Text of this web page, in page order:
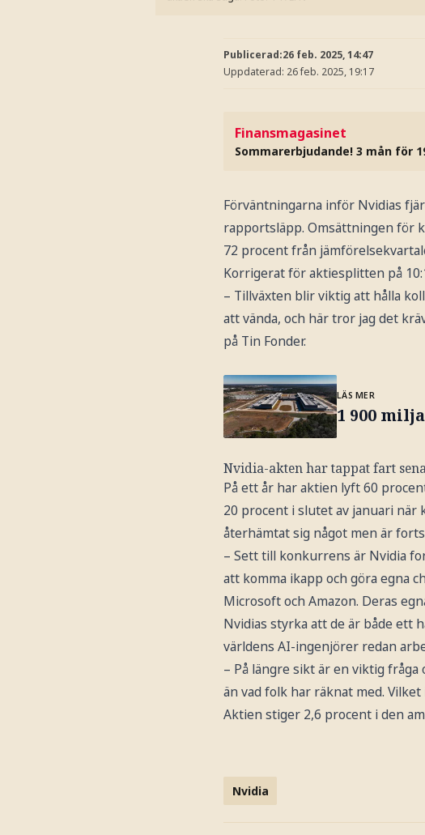
Publicerad:26 feb. 2025, 14:47
Uppdaterad: 26 feb. 2025, 19:17
Finansmagasinet
Sommarerbjudande! 3 mån för
Förväntningarna inför Nvidias
rapportsläpp. Omsättningen för
72 procent från
Korrigerat för aktiesplitten på
– Tillväxten blir viktig att hålla
att vända, och här tror jag det
på Tin Fonder.
LÄS MER
1 900
Nvidia-akten har tappat fart
På ett år har aktien lyft 60
20 procent i slutet av januari när
återhämtat sig något men är
– Sett till konkurrens är Nvidia
att komma ikapp och göra egna
Microsoft och Amazon. Deras
Nvidias styrka att de är både ett
världens AI-ingenjörer redan
– På längre sikt är en viktig
än vad folk har räknat med.
Aktien stiger 2,6 procent i den
Nvidia